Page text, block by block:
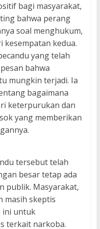
bagi masyarakat,
bahwa perang
soal menghukum,
kedua.
yang telah
bahwa
mungkin terjadi. Ia
bagaimana
keterpurukan dan
yang memberikan
tersebut telah
besar tetap ada
publik. Masyarakat,
masih skeptis
ini untuk
terkait narkoba.